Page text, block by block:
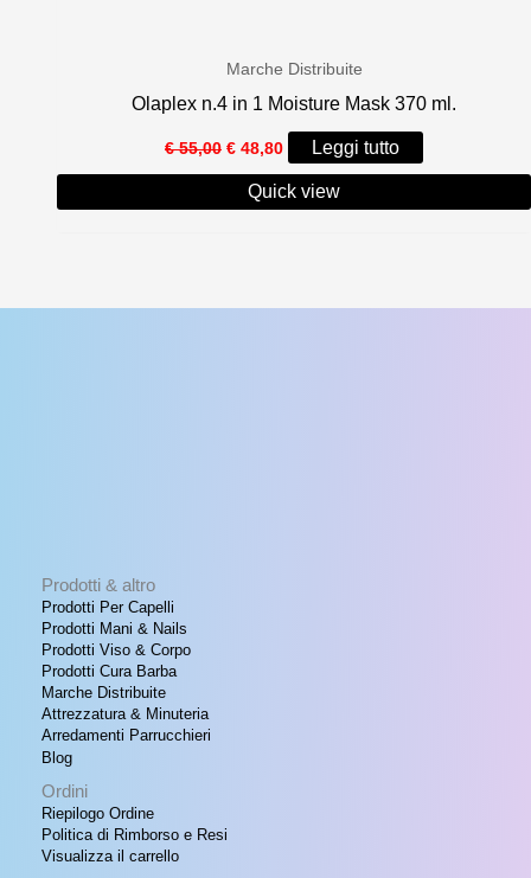
Marche Distribuite
Olaplex n.4 in 1 Moisture Mask 370 ml.
€55,00 Il
prezzo
originale
era:
€ 48,80 Il
prezzo
attuale
è:
Leggi tutto
Quick view
Prodotti & altro
Prodotti Per Capelli
Prodotti Mani & Nails
Prodotti Viso & Corpo
Prodotti Cura Barba
Marche Distribuite
Attrezzatura & Minuteria
Arredamenti Parrucchieri
Blog
Ordini
Riepilogo Ordine
Politica di Rimborso e Resi
Visualizza il carrello